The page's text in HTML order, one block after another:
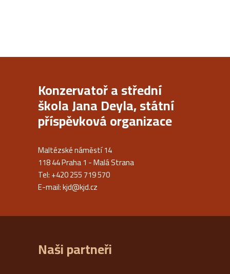
Konzervatoř a střední
škola Jana Deyla, státní
příspěvková organizace
Maltézské náměstí 14
118 44 Praha 1 - Malá Strana
Tel: +420 255 719 570
E-mail:kjd@kjd.cz
Naši partneři